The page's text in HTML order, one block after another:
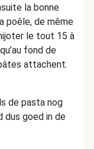
la bonne
poêle, de même
le tout 15 à
fond de
attachent.
de pasta nog
dus goed in de